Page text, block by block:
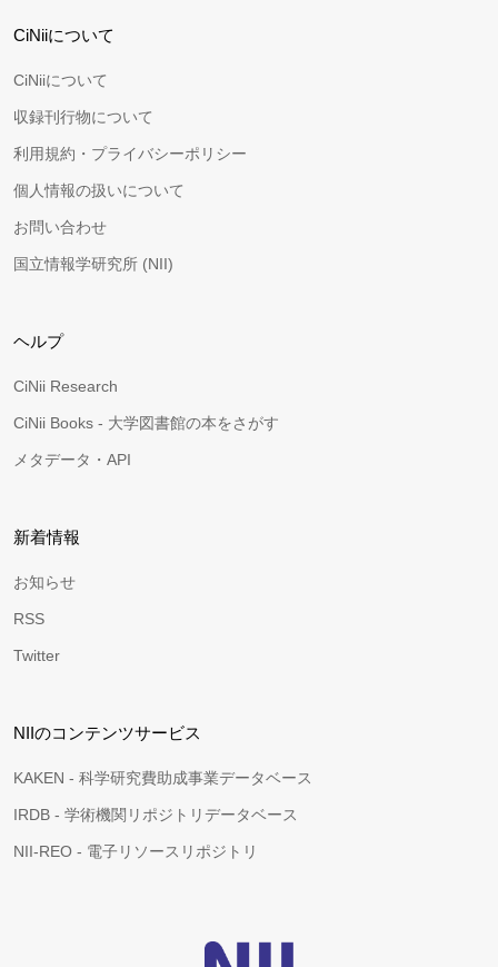
CiNiiについて
CiNiiについて
収録刊行物について
利用規約・プライバシーポリシー
個人情報の扱いについて
お問い合わせ
国立情報学研究所 (NII)
ヘルプ
CiNii Research
CiNii Books - 大学図書館の本をさがす
メタデータ・API
新着情報
お知らせ
RSS
Twitter
NIIのコンテンツサービス
KAKEN - 科学研究費助成事業データベース
IRDB - 学術機関リポジトリデータベース
NII-REO - 電子リソースリポジトリ